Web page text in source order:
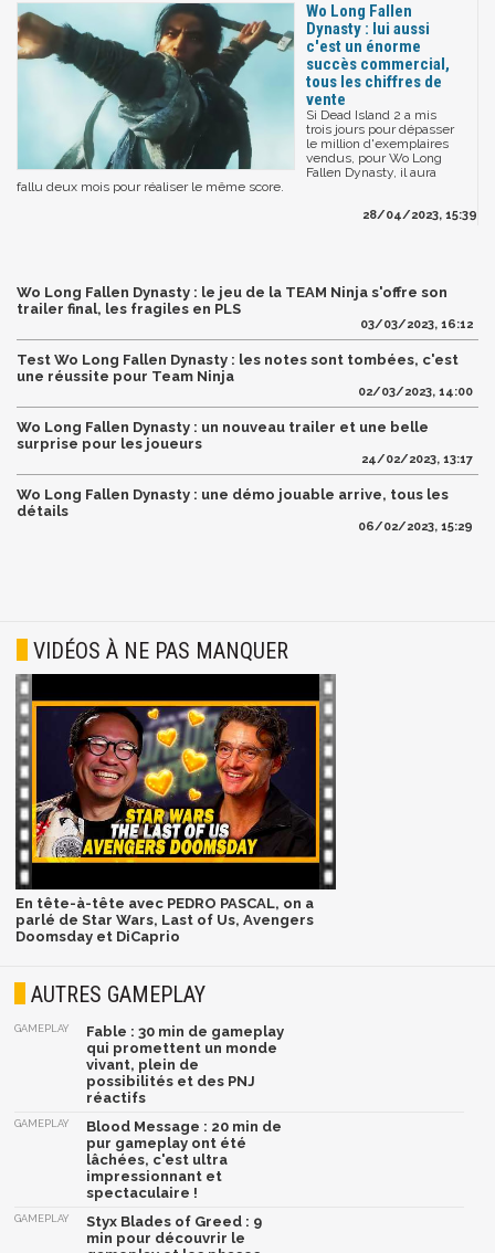
Wo Long Fallen
Dynasty : lui aussi
c'est un énorme
succès commercial,
tous les chiffres de
vente
Si Dead Island 2 a mis
trois jours pour dépasser
le million d'exemplaires
vendus, pour Wo Long
Fallen Dynasty, il aura
fallu deux mois pour réaliser le même score.
28/04/2023, 15:39
Wo Long Fallen Dynasty : le jeu de la TEAM Ninja s'offre son
trailer final, les fragiles en PLS
03/03/2023, 16:12
Test Wo Long Fallen Dynasty : les notes sont tombées, c'est
une réussite pour Team Ninja
02/03/2023, 14:00
Wo Long Fallen Dynasty : un nouveau trailer et une belle
surprise pour les joueurs
24/02/2023, 13:17
Wo Long Fallen Dynasty : une démo jouable arrive, tous les
détails
06/02/2023, 15:29
VIDÉOS À NE PAS MANQUER
En tête-à-tête avec PEDRO PASCAL, on a
parlé de Star Wars, Last of Us, Avengers
Doomsday et DiCaprio
AUTRES GAMEPLAY
GAMEPLAY
Fable : 30 min de gameplay
qui promettent un monde
vivant, plein de
possibilités et des PNJ
réactifs
GAMEPLAY
Blood Message : 20 min de
pur gameplay ont été
lâchées, c'est ultra
impressionnant et
spectaculaire !
GAMEPLAY
Styx Blades of Greed : 9
min pour découvrir le